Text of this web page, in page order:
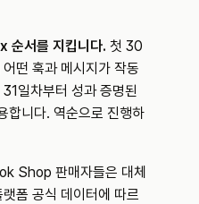
서를 지킵니다. 첫 30
떤 훅과 메시지가 작동
일차부터 성과 증명된
니다. 역순으로 진행하
Shop 판매자들은 대체
폼 공식 데이터에 따르